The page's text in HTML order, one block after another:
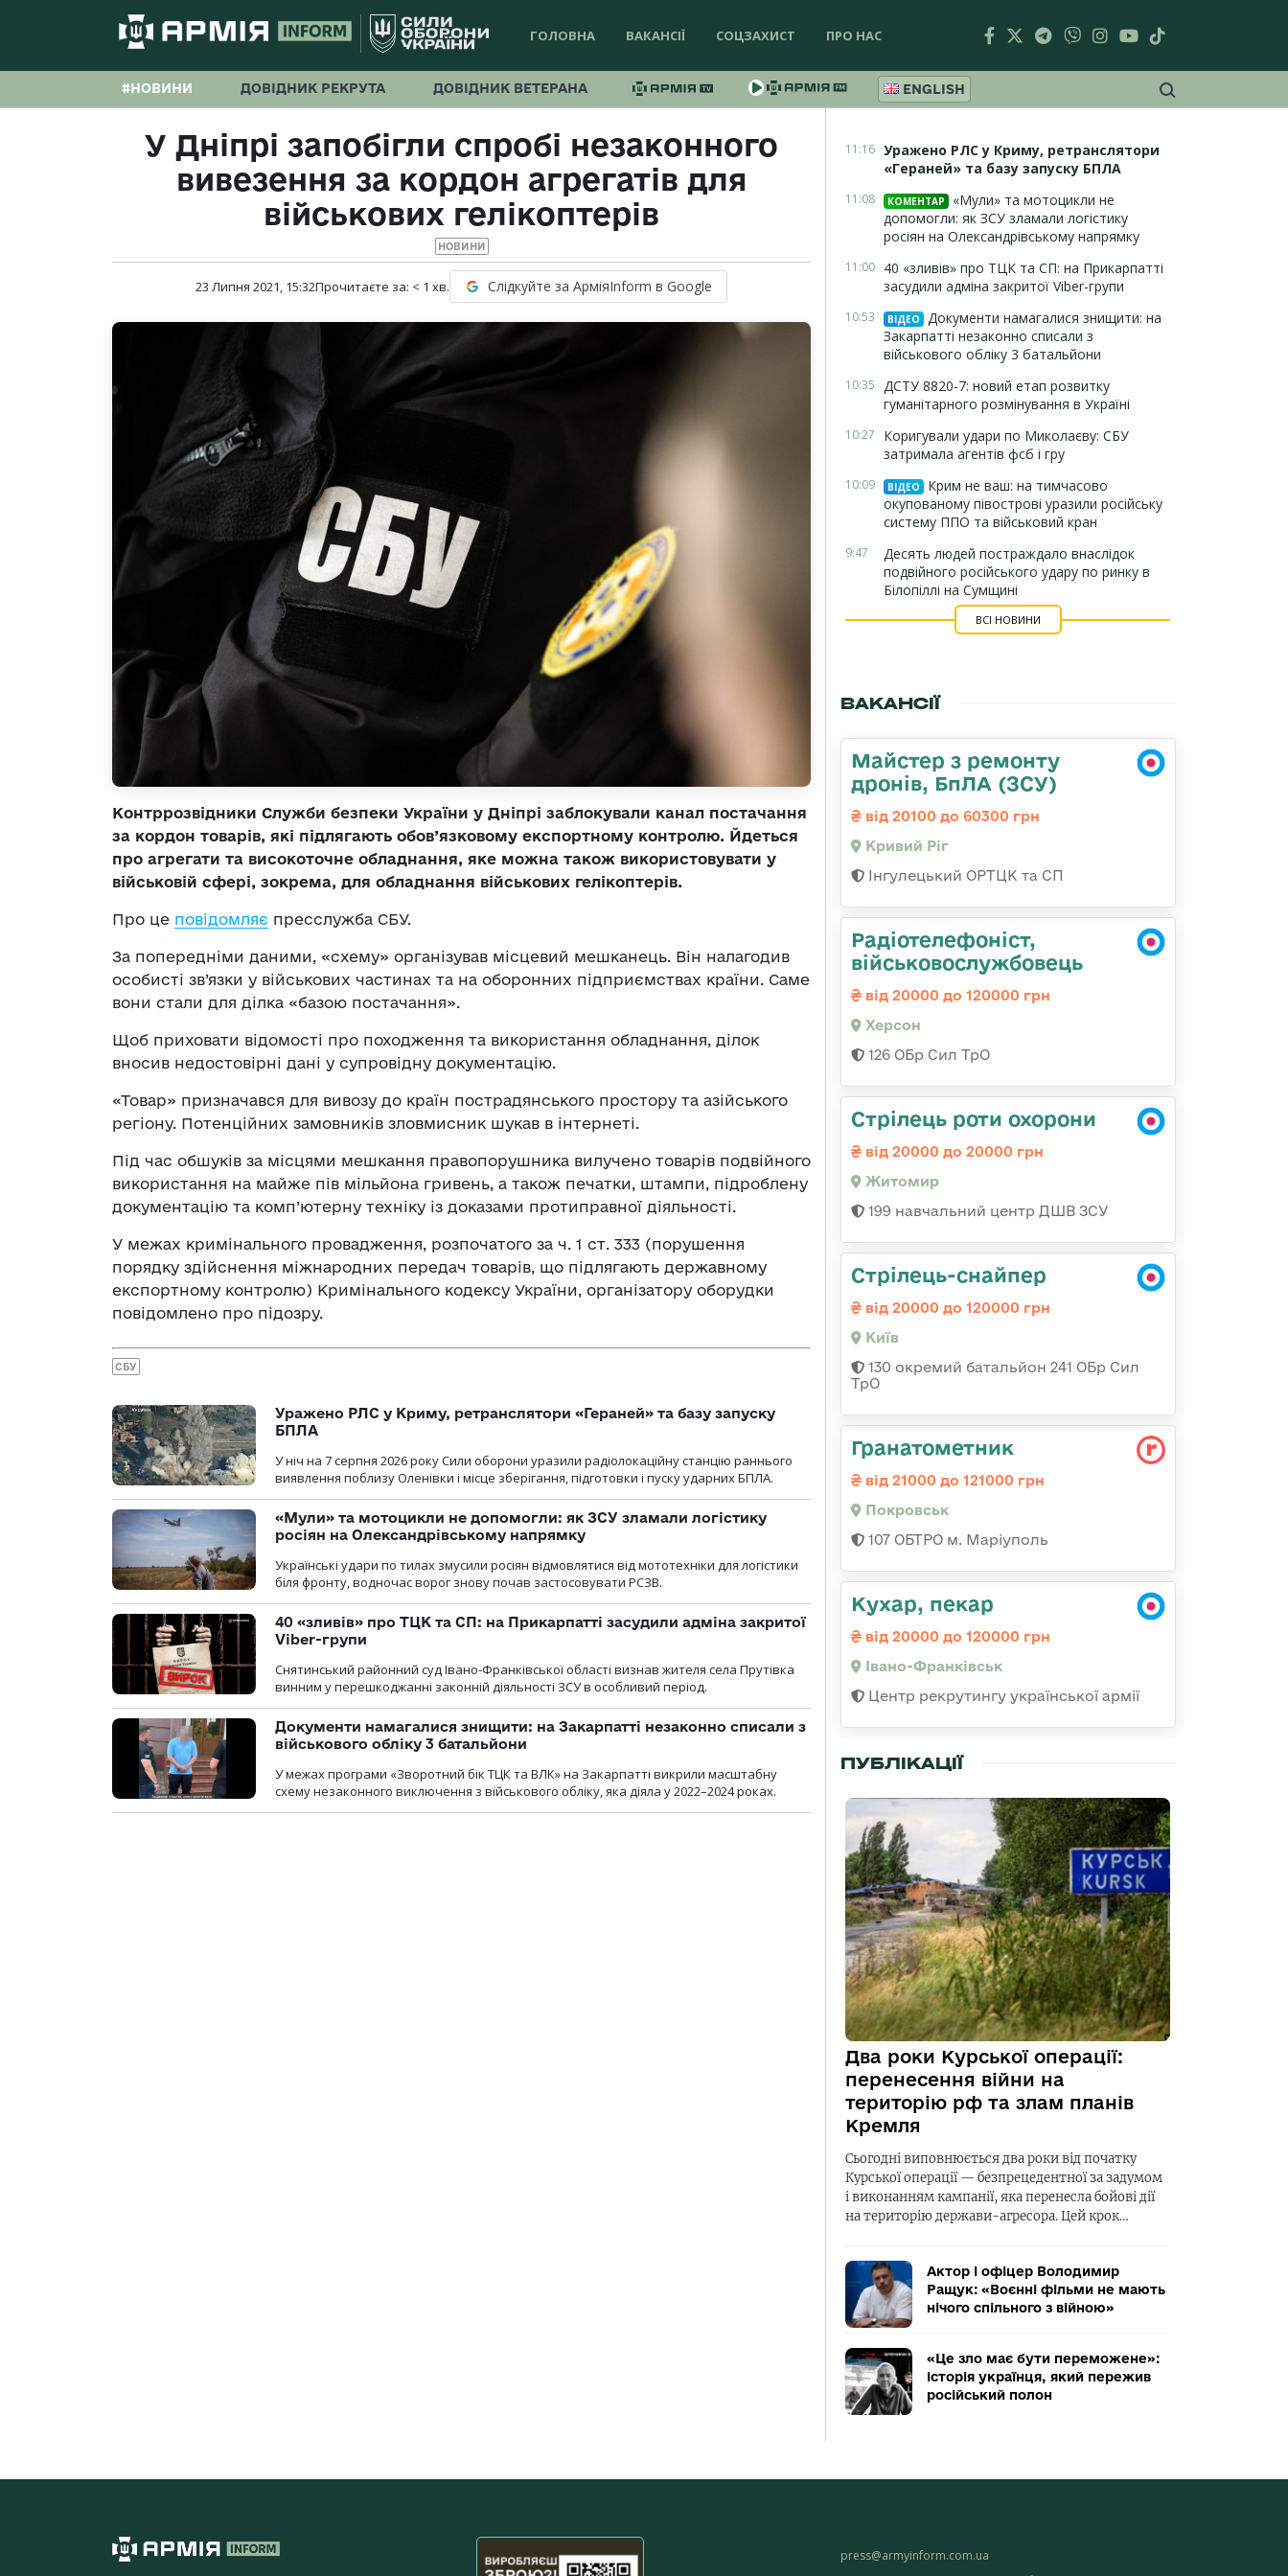
ГОЛОВНА ВАКАНСІЇ СОЦЗАХИСТ ПРО НАС
#НОВИНИ ДОВІДНИК РЕКРУТА ДОВІДНИК ВЕТЕРАНА ENGLISH
У Дніпрі запобігли спробі незаконного
вивезення за кордон агрегатів для
військових гелікоптерів
НОВИНИ
23 Липня 2021, 15:32Прочитаєте за: < 1 хв. Слідкуйте за АрміяInform в Google
Контррозвідники Служби безпеки України у Дніпрі заблокували канал постачання
за кордон товарів, які підлягають обов’язковому експортному контролю. Йдеться
про агрегати та високоточне обладнання, яке можна також використовувати у
військовій сфері, зокрема, для обладнання військових гелікоптерів.
Про це повідомляє пресслужба СБУ.
За попередніми даними, «схему» організував місцевий мешканець. Він налагодив
особисті зв’язки у військових частинах та на оборонних підприємствах країни. Саме
вони стали для ділка «базою постачання».
Щоб приховати відомості про походження та використання обладнання, ділок
вносив недостовірні дані у супровідну документацію.
«Товар» призначався для вивозу до країн пострадянського простору та азійського
регіону. Потенційних замовників зловмисник шукав в інтернеті.
Під час обшуків за місцями мешкання правопорушника вилучено товарів подвійного
використання на майже пів мільйона гривень, а також печатки, штампи, підроблену
документацію та комп’ютерну техніку із доказами протиправної діяльності.
У межах кримінального провадження, розпочатого за ч. 1 ст. 333 (порушення
порядку здійснення міжнародних передач товарів, що підлягають державному
експортному контролю) Кримінального кодексу України, організатору оборудки
повідомлено про підозру.
СБУ
Уражено РЛС у Криму, ретранслятори «Гераней» та базу запуску
БПЛА
У ніч на 7 серпня 2026 року Сили оборони уразили радіолокаційну станцію раннього
виявлення поблизу Оленівки і місце зберігання, підготовки і пуску ударних БПЛА.
«Мули» та мотоцикли не допомогли: як ЗСУ зламали логістику
росіян на Олександрівському напрямку
Українські удари по тилах змусили росіян відмовлятися від мототехніки для логістики
біля фронту, водночас ворог знову почав застосовувати РСЗВ.
40 «зливів» про ТЦК та СП: на Прикарпатті засудили адміна закритої
Viber-групи
Снятинський районний суд Івано-Франківської області визнав жителя села Прутівка
винним у перешкоджанні законній діяльності ЗСУ в особливий період.
Документи намагалися знищити: на Закарпатті незаконно списали з
військового обліку 3 батальйони
У межах програми «Зворотний бік ТЦК та ВЛК» на Закарпатті викрили масштабну
схему незаконного виключення з військового обліку, яка діяла у 2022–2024 роках.
11:16 Уражено РЛС у Криму, ретранслятори
«Гераней» та базу запуску БПЛА
11:08 КОМЕНТАР
«Мули» та мотоцикли не
допомогли: як ЗСУ зламали логістику
росіян на Олександрівському напрямку
11:00 40 «зливів» про ТЦК та СП: на Прикарпатті
засудили адміна закритої Viber-групи
10:53 ВІДЕО
Документи намагалися знищити: на
Закарпатті незаконно списали з
військового обліку 3 батальйони
10:35 ДСТУ 8820-7: новий етап розвитку
гуманітарного розмінування в Україні
10:27
Коригували удари по Миколаєву: СБУ
затримала агентів фсб і гру
10:09 ВІДЕО
Крим не ваш: на тимчасово
окупованому півострові уразили російську
систему ППО та військовий кран
9:47
Десять людей постраждало внаслідок
подвійного російського удару по ринку в
Білопіллі на Сумщині
ВСІ НОВИНИ
ВАКАНСІЇ
Майстер з ремонту
дронів, БпЛА (ЗСУ)
від 20100 до 60300 грн
Кривий Ріг
Інгулецький ОРТЦК та СП
Радіотелефоніст,
військовослужбовець
від 20000 до 120000 грн
Херсон
126 ОБр Сил ТрО
Стрілець роти охорони
від 20000 до 20000 грн
Житомир
199 навчальний центр ДШВ ЗСУ
Стрілець-снайпер
від 20000 до 120000 грн
Київ
130 окремий батальйон 241 ОБр Сил
ТрО
Гранатометник
від 21000 до 121000 грн
Покровськ
107 ОБТРО м. Маріуполь
Кухар, пекар
від 20000 до 120000 грн
Івано-Франківськ
Центр рекрутингу української армії
ПУБЛІКАЦІЇ
Два роки Курської операції:
перенесення війни на
територію рф та злам планів
Кремля
Сьогодні виповнюється два роки від початку
Курської операції — безпрецедентної за задумом
і виконанням кампанії, яка перенесла бойові дії
на територію держави-агресора. Цей крок…
Актор і офіцер Володимир
Ращук: «Воєнні фільми не мають
нічого спільного з війною»
«Це зло має бути переможене»:
історія українця, який пережив
російський полон
press@armyinform.com.ua